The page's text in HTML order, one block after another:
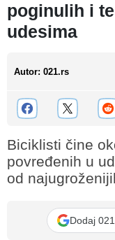
poginulih i
udesima
Autor: 021.rs
Biciklisti čine
povređenih u
od
Dodaj